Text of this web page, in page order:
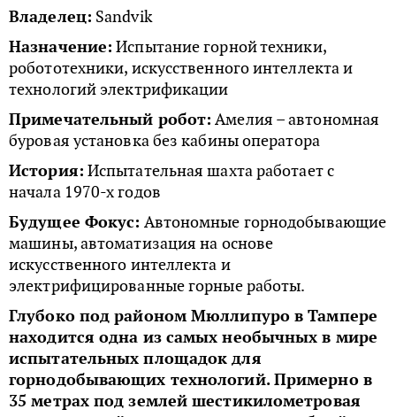
Владелец: Sandvik
Назначение: Испытание горной техники,
робототехники, искусственного интеллекта и
технологий электрификации
Примечательный робот: Амелия – автономная
буровая установка без кабины оператора
История: Испытательная шахта работает с
начала 1970-х годов
Будущее Фокус: Автономные горнодобывающие
машины, автоматизация на основе
искусственного интеллекта и
электрифицированные горные работы.
Глубоко под районом Мюллипуро в Тампере
находится одна из самых необычных в мире
испытательных площадок для
горнодобывающих технологий. Примерно в
35 метрах под землей шестикилометровая